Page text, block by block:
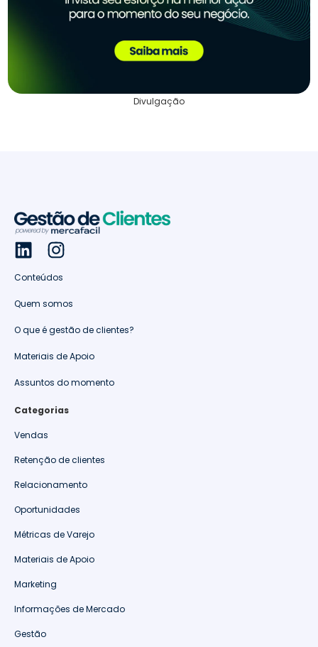
Divulgação
Conteúdos
Quem somos
O que é gestão de clientes?
Materiais de Apoio
Assuntos do momento
Categorias
Vendas
Retenção de clientes
Relacionamento
Oportunidades
Métricas de Varejo
Materiais de Apoio
Marketing
Informações de Mercado
Gestão